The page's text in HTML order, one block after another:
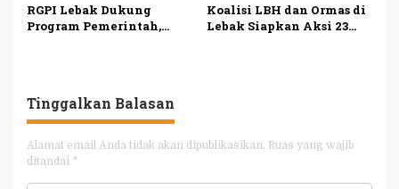
RGPI Lebak Dukung
Program Pemerintah,
Koalisi LBH dan Ormas di
Lebak Siapkan Aksi 23
Tinggalkan Balasan
Alamat email Anda tidak akan dipublikasikan. Ruas yang wajib
ditandai *